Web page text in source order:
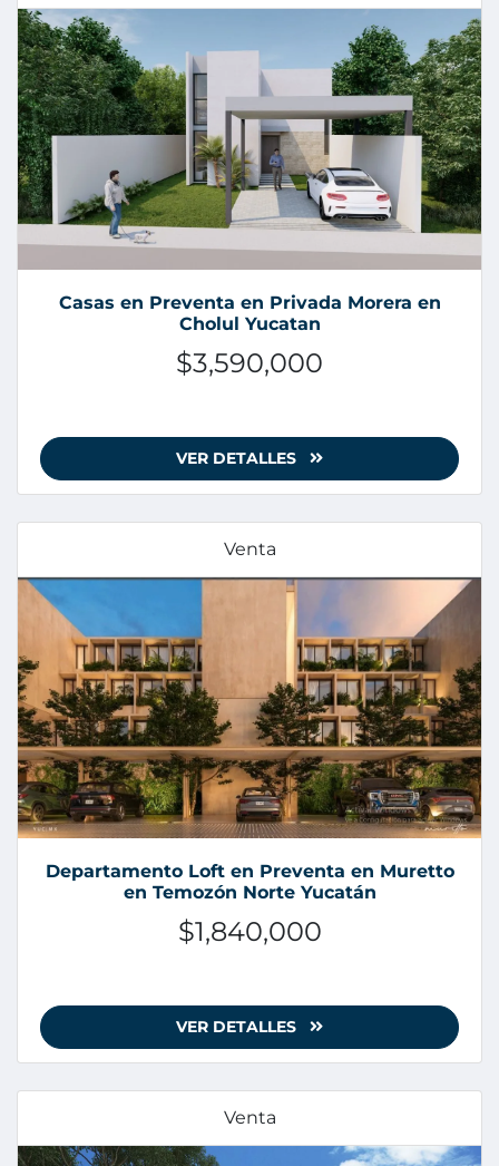
Casas en Preventa en Privada Morera en
Cholul Yucatan
$3,590,000
VER DETALLES
Venta
Departamento Loft en Preventa en Muretto
en Temozón Norte Yucatán
$1,840,000
VER DETALLES
Venta